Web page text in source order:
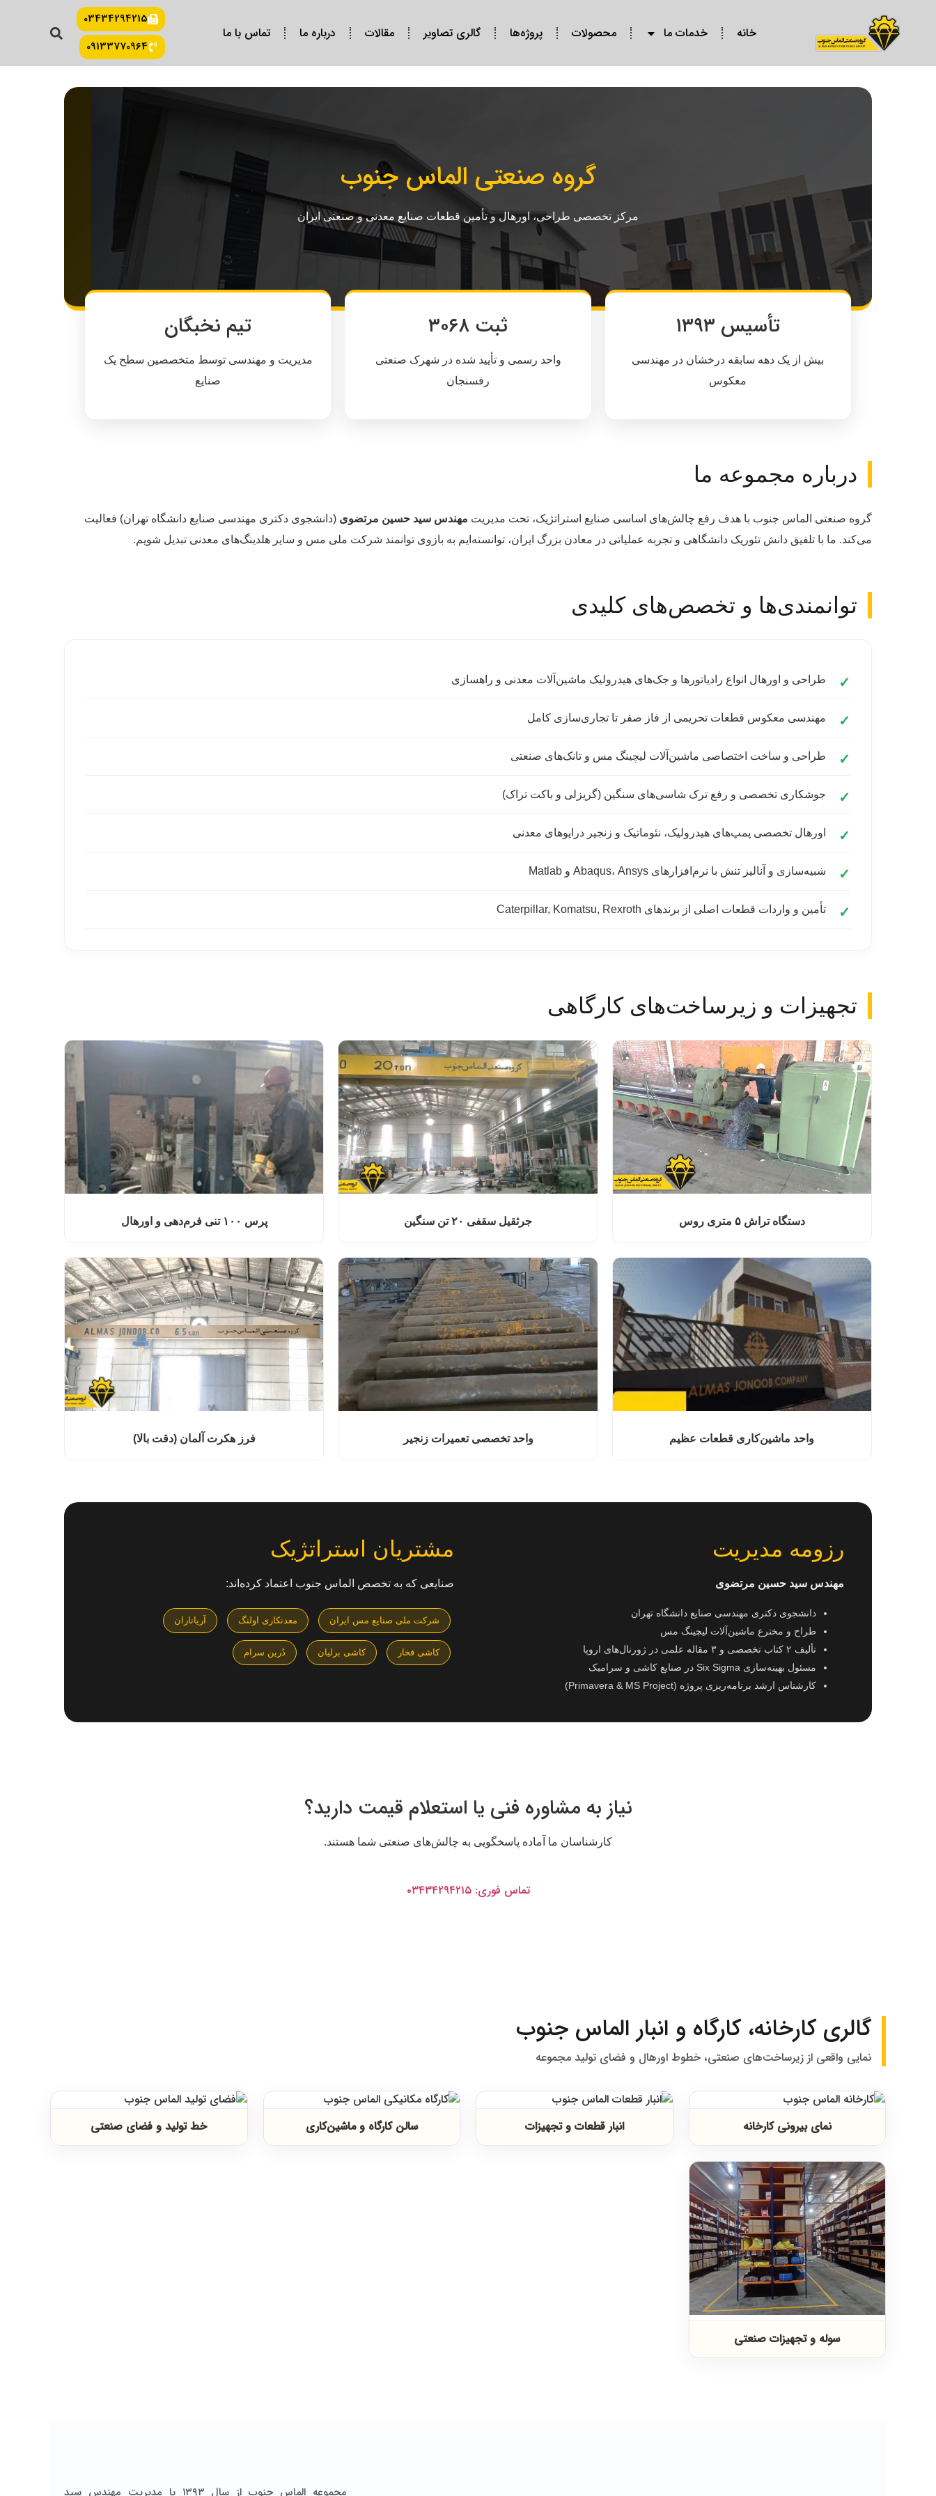
خانه خدمات ما محصولات پروژه‌ها گالری تصاویر مقالات درباره ما تماس با ما
03434294215
09133770964
گروه صنعتی الماس جنوب
مرکز تخصصی طراحی، اورهال و تأمین قطعات صنایع معدنی و صنعتی ایران
تأسیس ۱۳۹۳
بیش از یک دهه سابقه درخشان در مهندسی
معکوس
ثبت ۳۰۶۸
واحد رسمی و تأیید شده در شهرک صنعتی
رفسنجان
تیم نخبگان
مدیریت و مهندسی توسط متخصصین سطح یک
صنایع
درباره مجموعه ما
گروه صنعتی الماس جنوب با هدف رفع چالش‌های اساسی صنایع استراتژیک، تحت مدیریت مهندس سید حسین مرتضوی (دانشجوی دکتری مهندسی صنایع دانشگاه تهران) فعالیت
می‌کند. ما با تلفیق دانش تئوریک دانشگاهی و تجربه عملیاتی در معادن بزرگ ایران، توانسته‌ایم به بازوی توانمند شرکت ملی مس و سایر هلدینگ‌های معدنی تبدیل شویم.
توانمندی‌ها و تخصص‌های کلیدی
طراحی و اورهال انواع رادیاتورها و جک‌های هیدرولیک ماشین‌آلات معدنی و راهسازی
مهندسی معکوس قطعات تحریمی از فاز صفر تا تجاری‌سازی کامل
طراحی و ساخت اختصاصی ماشین‌آلات لیچینگ مس و تانک‌های صنعتی
جوشکاری تخصصی و رفع ترک شاسی‌های سنگین (گریزلی و باکت تراک)
اورهال تخصصی پمپ‌های هیدرولیک، نئوماتیک و زنجیر درایوهای معدنی
شبیه‌سازی و آنالیز تنش با نرم‌افزارهای Abaqus، Ansys و Matlab
تأمین و واردات قطعات اصلی از برندهای Caterpillar, Komatsu, Rexroth
تجهیزات و زیرساخت‌های کارگاهی
دستگاه تراش ۵ متری روس جرثقیل سقفی ۲۰ تن سنگین پرس ۱۰۰ تنی فرم‌دهی و اورهال
واحد ماشین‌کاری قطعات عظیم واحد تخصصی تعمیرات زنجیر فرز هکرت آلمان (دقت بالا)
رزومه مدیریت
مهندس سید حسین مرتضوی
دانشجوی دکتری مهندسی صنایع دانشگاه تهران
طراح و مخترع ماشین‌آلات لیچینگ مس
تألیف ۲ کتاب تخصصی و ۳ مقاله علمی در ژورنال‌های اروپا
مسئول بهینه‌سازی Six Sigma در صنایع کاشی و سرامیک
کارشناس ارشد برنامه‌ریزی پروژه (Primavera & MS Project)
مشتریان استراتژیک
صنایعی که به تخصص الماس جنوب اعتماد کرده‌اند:
شرکت ملی صنایع مس ایران معدنکاری اولنگ آریاناران
کاشی فخار کاشی برلیان دُرین سرام
نیاز به مشاوره فنی یا استعلام قیمت دارید؟
کارشناسان ما آماده پاسخگویی به چالش‌های صنعتی شما هستند.
تماس فوری: ۰۳۴۳۴۲۹۴۲۱۵
گالری کارخانه، کارگاه و انبار الماس جنوب
نمایی واقعی از زیرساخت‌های صنعتی، خطوط اورهال و فضای تولید مجموعه
نمای بیرونی کارخانه انبار قطعات و تجهیزات سالن کارگاه و ماشین‌کاری خط تولید و فضای صنعتی
سوله و تجهیزات صنعتی
مجموعه الماس جنوب از سال ۱۳۹۳ با مدیریت مهندس سید